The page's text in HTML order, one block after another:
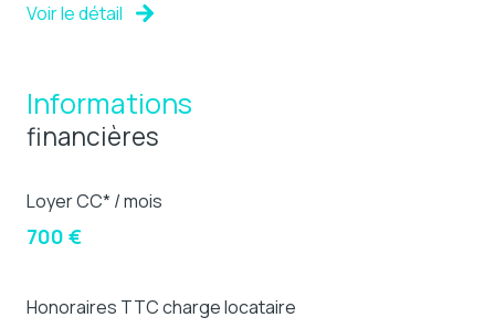
Voir le détail
Informations
financières
Loyer CC* / mois
700 €
Honoraires TTC charge locataire